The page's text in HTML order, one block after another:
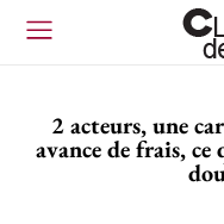
2 acteurs, une
avance de frais,